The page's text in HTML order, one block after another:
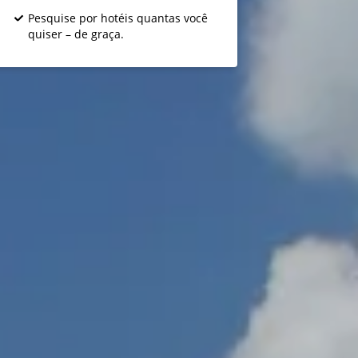
Pesquise por hotéis quantas você
quiser – de graça.